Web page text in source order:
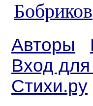
Бобриков
Авторы
Вход
Стихи.ру